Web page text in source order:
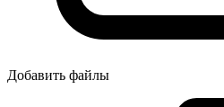
Добавить файлы